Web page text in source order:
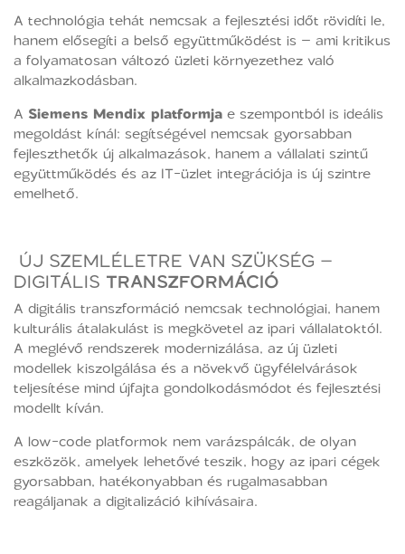
A technológia tehát nemcsak a fejlesztési időt rövidíti le,
hanem elősegíti a belső együttműködést is – ami kritikus
a folyamatosan változó üzleti környezethez való
alkalmazkodásban.
A Siemens Mendix platformjae szempontból is ideális
megoldást kínál: segítségével nemcsak gyorsabban
fejleszthetők új alkalmazások, hanem a vállalati szintű
együttműködés és az IT-üzlet integrációja is új szintre
emelhető.
ÚJ SZEMLÉLETRE VAN SZÜKSÉG –
DIGITÁLIS TRANSZFORMÁCIÓ
A digitális transzformáció nemcsak technológiai, hanem
kulturális átalakulást is megkövetel az ipari vállalatoktól.
A meglévő rendszerek modernizálása, az új üzleti
modellek kiszolgálása és a növekvő ügyfélelvárások
teljesítése mind újfajta gondolkodásmódot és fejlesztési
modellt kíván.
A low-code platformok nem varázspálcák, de olyan
eszközök, amelyek lehetővé teszik, hogy az ipari cégek
gyorsabban, hatékonyabban és rugalmasabban
reagáljanak a digitalizáció kihívásaira.